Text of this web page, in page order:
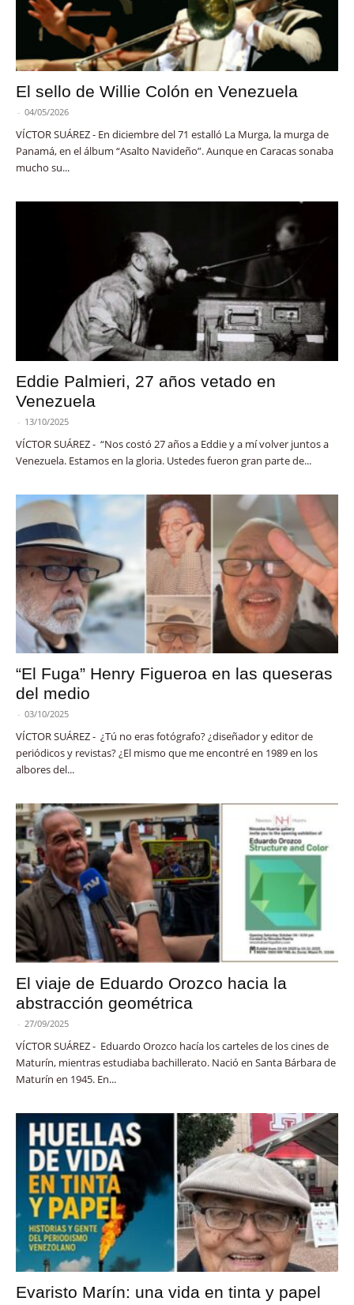
El sello de Willie Colón en Venezuela
- 04/05/2026
VÍCTOR SUÁREZ - En diciembre del 71 estalló La Murga, la murga de
Panamá, en el álbum “Asalto Navideño”. Aunque en Caracas sonaba
mucho su...
Eddie Palmieri, 27 años vetado en
Venezuela
- 13/10/2025
VÍCTOR SUÁREZ - “Nos costó 27 años a Eddie y a mí volver juntos a
Venezuela. Estamos en la gloria. Ustedes fueron gran parte de...
“El Fuga” Henry Figueroa en las queseras
del medio
- 03/10/2025
VÍCTOR SUÁREZ - ¿Tú no eras fotógrafo? ¿diseñador y editor de
periódicos y revistas? ¿El mismo que me encontré en 1989 en los
albores del...
El viaje de Eduardo Orozco hacia la
abstracción geométrica
- 27/09/2025
VÍCTOR SUÁREZ - Eduardo Orozco hacía los carteles de los cines de
Maturín, mientras estudiaba bachillerato. Nació en Santa Bárbara de
Maturín en 1945. En...
Evaristo Marín: una vida en tinta y papel